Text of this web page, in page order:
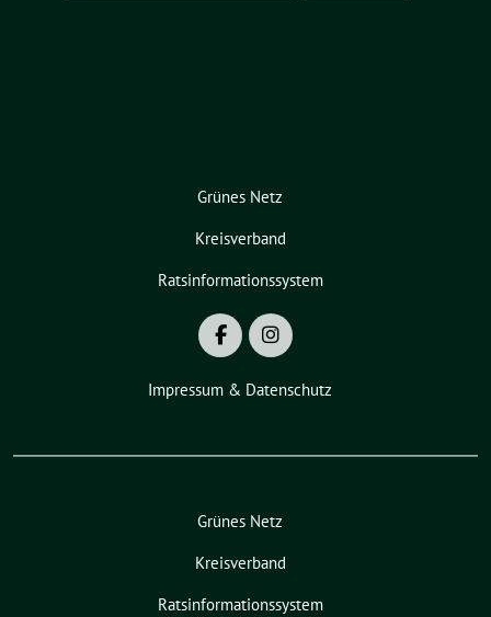
Grünes Netz
Kreisverband
Ratsinformationssystem
Impressum & Datenschutz
Grünes Netz
Kreisverband
Ratsinformationssystem